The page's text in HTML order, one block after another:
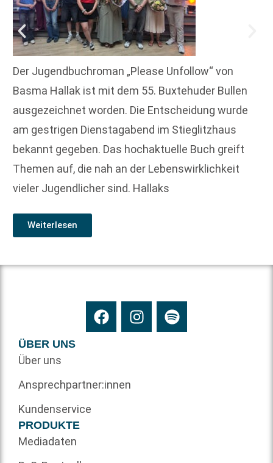
Der Jugendbuchroman „Please Unfollow“ von
Basma Hallak ist mit dem 55. Buxtehuder Bullen
ausgezeichnet worden. Die Entscheidung wurde
am gestrigen Dienstagabend im Stieglitzhaus
bekannt gegeben. Das hochaktuelle Buch greift
Themen auf, die nah an der Lebenswirklichkeit
vieler Jugendlicher sind. Hallaks
Weiterlesen
ÜBER UNS
Über uns
Ansprechpartner:innen
Kundenservice
PRODUKTE
Mediadaten